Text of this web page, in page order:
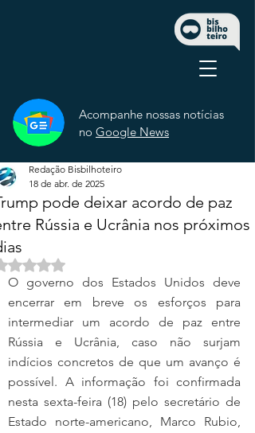
Acompanhe nossas notícias
no Google News
pode deixar acordo de paz
Rússia e Ucrânia nos próximos
Redação Bisbilhoteiro
18 de abr. de 2025
Avaliado com NaN de 5 estrelas.
O governo dos Estados Unidos deve
encerrar em breve os esforços para
intermediar um acordo de paz entre
Rússia e Ucrânia, caso não surjam
indícios concretos de que um avanço é
possível. A informação foi confirmada
nesta sexta-feira (18) pelo secretário de
Estado norte-americano, Marco Rubio,